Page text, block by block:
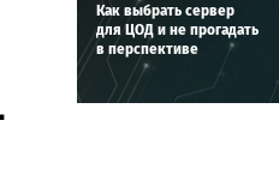
Как выбрать сервер
для ЦОД и не прогадать
в перспективе